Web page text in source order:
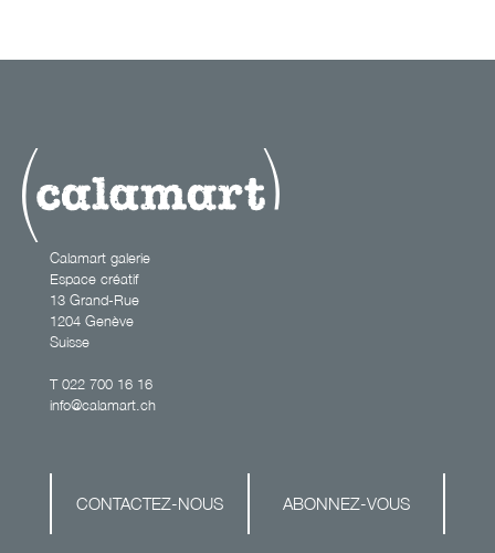
Calamart galerie
Espace créatif
13 Grand-Rue
1204 Genève
Suisse
T 022 700 16 16
info@calamart.ch
CONTACTEZ-NOUS ABONNEZ-VOUS